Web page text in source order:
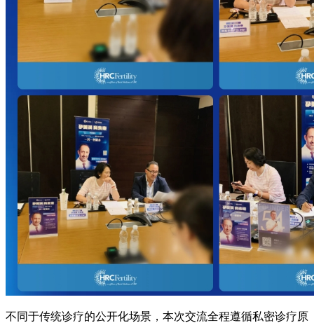
不同于传统诊疗的公开化场景，本次交流全程遵循私密诊疗原